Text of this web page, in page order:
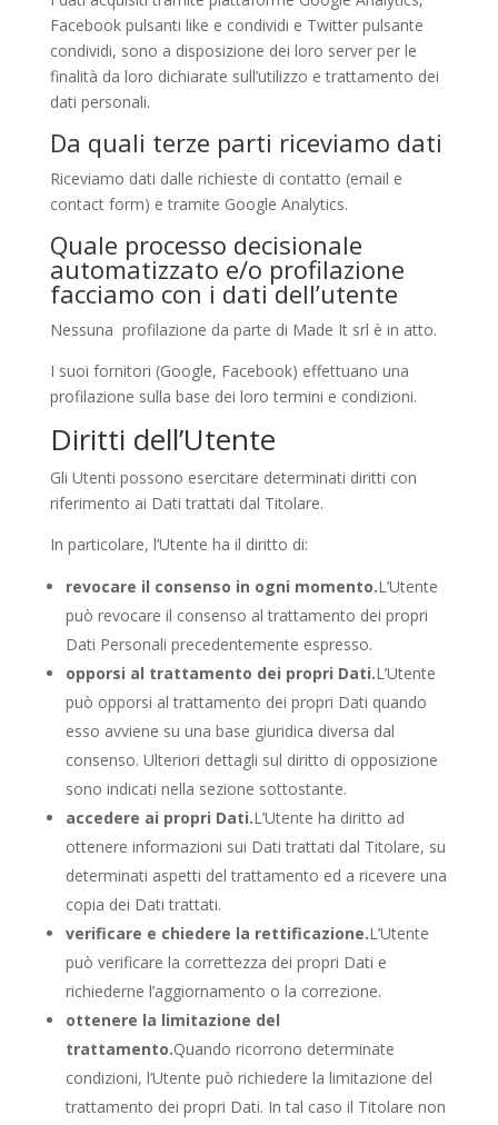
Facebook pulsanti like e condividi e Twitter pulsante
condividi, sono a disposizione dei loro server per le
finalità da loro dichiarate sull’utilizzo e trattamento dei
dati personali.
Da quali terze parti riceviamo dati
Riceviamo dati dalle richieste di contatto (email e
contact form) e tramite Google Analytics.
Quale processo decisionale
automatizzato e/o profilazione
facciamo con i dati dell’utente
Nessuna profilazione da parte di Made It srl è in atto.
I suoi fornitori (Google, Facebook) effettuano una
profilazione sulla base dei loro termini e condizioni.
Diritti dell’Utente
Gli Utenti possono esercitare determinati diritti con
riferimento ai Dati trattati dal Titolare.
In particolare, l’Utente ha il diritto di:
revocare il consenso in ogni momento.L’Utente
può revocare il consenso al trattamento dei propri
Dati Personali precedentemente espresso.
opporsi al trattamento dei propri Dati.L’Utente
può opporsi al trattamento dei propri Dati quando
esso avviene su una base giuridica diversa dal
consenso. Ulteriori dettagli sul diritto di opposizione
sono indicati nella sezione sottostante.
accedere ai propri Dati.L’Utente ha diritto ad
ottenere informazioni sui Dati trattati dal Titolare, su
determinati aspetti del trattamento ed a ricevere una
copia dei Dati trattati.
verificare e chiedere la rettificazione.L’Utente
può verificare la correttezza dei propri Dati e
richiederne l’aggiornamento o la correzione.
ottenere la limitazione del
trattamento.Quando ricorrono determinate
condizioni, l’Utente può richiedere la limitazione del
trattamento dei propri Dati. In tal caso il Titolare non